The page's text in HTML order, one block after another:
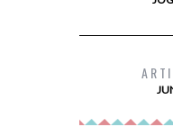
LES 10 TIPS